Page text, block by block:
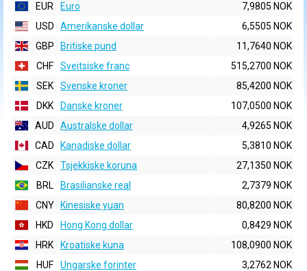
EUR
Euro
7,9805 NOK
USD
Amerikanske dollar
6,5505 NOK
GBP
Britiske pund
11,7640 NOK
CHF
Sveitsiske franc
515,2700 NOK
SEK
Svenske kroner
85,4200 NOK
DKK
Danske kroner
107,0500 NOK
AUD
Australske dollar
4,9265 NOK
CAD
Kanadiske dollar
5,3810 NOK
CZK
Tsjekkiske koruna
27,1350 NOK
BRL
Brasilianske real
2,7379 NOK
CNY
Kinesiske yuan
80,8200 NOK
HKD
Hong Kong dollar
0,8429 NOK
HRK
Kroatiske kuna
108,0900 NOK
HUF
Ungarske forinter
3,2762 NOK